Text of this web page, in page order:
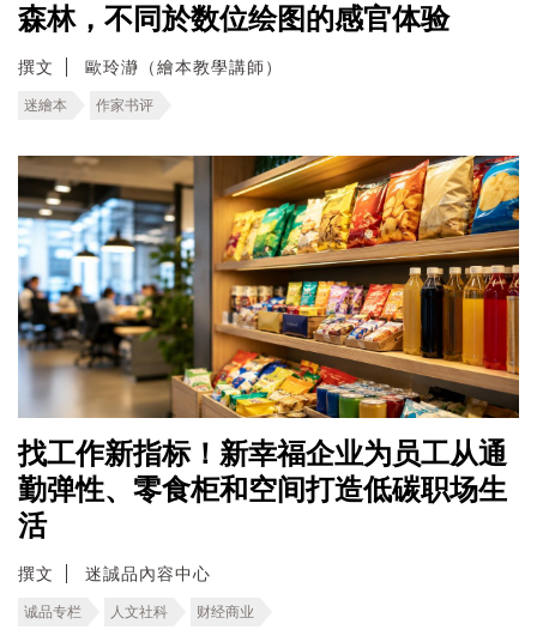
森林，不同於数位绘图的感官体验
撰文 歐玲瀞（繪本教學講師）
迷繪本 作家书评
找工作新指标！新幸福企业为员工从通
勤弹性、零食柜和空间打造低碳职场生
活
撰文 迷誠品內容中心
诚品专栏 人文社科 财经商业